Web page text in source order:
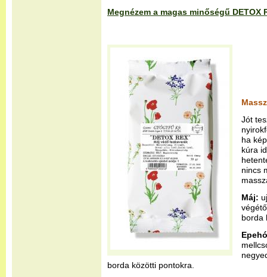
Megnézem a magas minőségű
Jót
ha
kúra
nincs
Máj:
borda
borda közötti pontokra.